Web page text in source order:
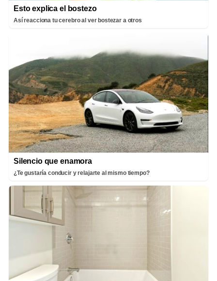
Esto explica el bostezo
Así reacciona tu cerebro al ver bostezar a otros
Silencio que enamora
¿Te gustaría conducir y relajarte al mismo tiempo?